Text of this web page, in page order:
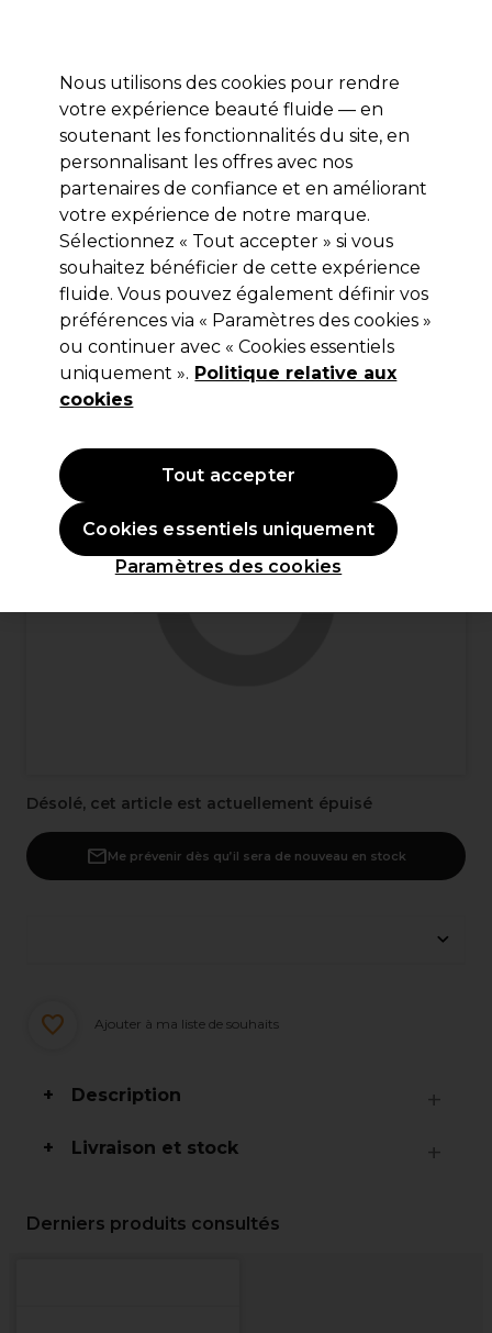
Se connecter
Marques Bons plans Coiffure Electro et Matériel
Livraison et délais
lire la suite
Olivia Garden Fingerbrush Nineties
Non applicableHors TVA(TARIF
PROFESSIONNEL)
Désolé, cet article est actuellement épuisé
Me prévenir dès qu’il sera de nouveau en stock
Ajouter à ma liste de souhaits
Description
Livraison et stock
Derniers produits consultés
Nous utilisons des cookies pour rendre
votre expérience beauté fluide — en
soutenant les fonctionnalités du site, en
personnalisant les offres avec nos
partenaires de confiance et en améliorant
votre expérience de notre marque.
Sélectionnez « Tout accepter » si vous
souhaitez bénéficier de cette expérience
fluide. Vous pouvez également définir vos
préférences via « Paramètres des cookies »
ou continuer avec « Cookies essentiels
uniquement ». Politique relative aux
cookies
Paramètres des cookies
Cookies essentiels uniquement
Tout accepter